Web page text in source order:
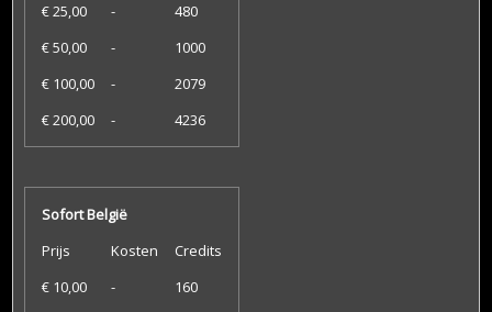
€ 25,00
-
480
€ 50,00
-
1000
€ 100,00
-
2079
€ 200,00
- 4236
Sofort België
Prijs
Kosten
Credits
€ 10,00
-
160